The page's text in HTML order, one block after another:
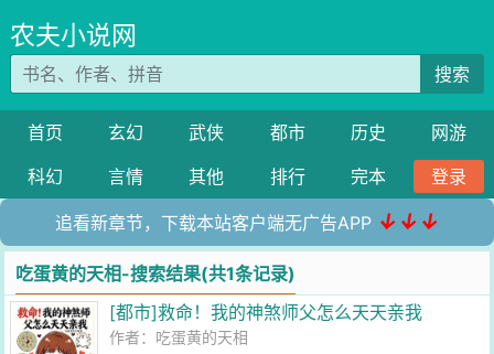
农夫小说网
搜索
首页 玄幻 武侠 都市 历史
网游
科幻
言情 其他 排行 完本 登录
追看新章节，下载本站客户端无广告APP ↓↓↓
吃蛋黄的天相-搜索结果(共1条记录)
[都市]救命！我的神煞师父怎么天天亲我
作者： 吃蛋黄的天相